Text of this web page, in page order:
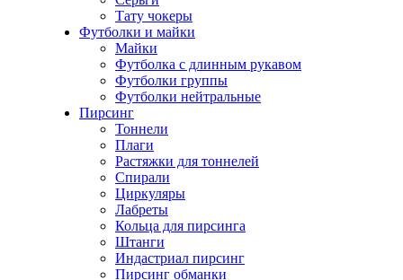
Тату чокеры
Футболки и майки
Майки
Футболка с длинным рукавом
Футболки группы
Футболки нейтральные
Пирсинг
Тоннели
Плаги
Растяжки для тоннелей
Спирали
Циркуляры
Лабреты
Кольца для пирсинга
Штанги
Индастриал пирсинг
Пирсинг обманки